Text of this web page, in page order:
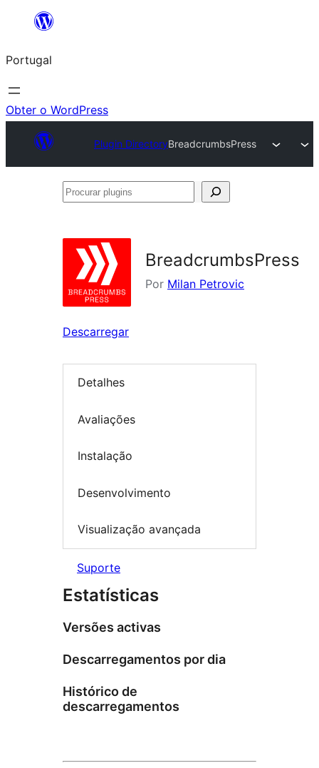
Saltar
o
conteúdo
Portugal
Obter o WordPress
Plugin DirectoryBreadcrumbsPress
Procurar
BreadcrumbsPress
Por Milan Petrovic
Descarregar
Detalhes
Avaliações
Instalação
Desenvolvimento
Visualização avançada
Suporte
Estatísticas
Versões activas
Descarregamentos por dia
Histórico de
descarregamentos